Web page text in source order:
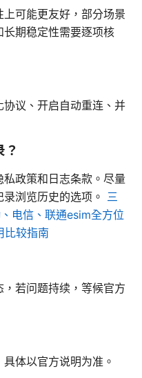
可能更友好，部分场景
期稳定性需要逐项核
议、开启自动重连、并
政策和日志条款。尽量
浏览历史的选项。 三
电信、联通esim全方位
比较指南
若问题持续，等候官方
体以官方说明为准。